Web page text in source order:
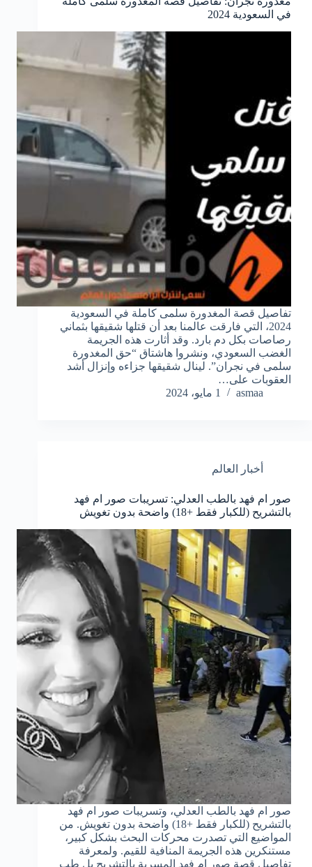
في السعودية 2024
تفاصيل قصة المغدورة سلمى كاملة في السعودية
2024، التي فارقت عالمنا بعد أن قتلها شقيقها بثماني
رصاصات بكل دم بارد. وقد أثارت هذه الجريمة
الغضب السعودي، ونشروا هاشتاق “حق المغدورة
سلمى في نجران”. لينال شقيقها جزاءه وإنزال أشد
العقوبات على…
asmaa
1 مايو، 2024
أخبار العالم
صور ام فهد بالطب العدلي: تسريبات صور ام فهد
بالتشريح (للكبار فقط +18) واضحة بدون تغويش
صور ام فهد بالطب العدلي، وتسريبات صور ام فهد
بالتشريح (للكبار فقط +18) واضحة بدون تغويش. من
المواضيع التي تصدرت محركات البحث بشكل كبير،
مستنكرين هذه الجريمة المنافية للقيم. ولمعرفة
تفاصيل قصة صور ام فهد المسربة بالتشريح بل طب